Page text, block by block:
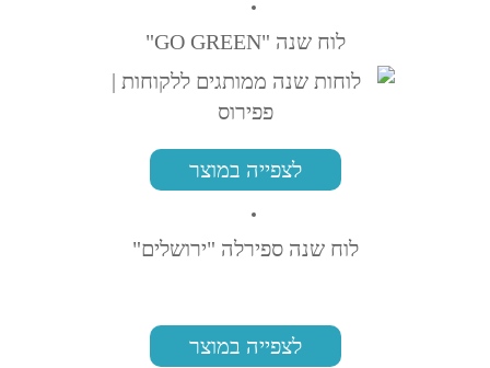
לוח שנה "GO GREEN"
לצפייה במוצר
לוח שנה ספירלה "ירושלים"
לצפייה במוצר